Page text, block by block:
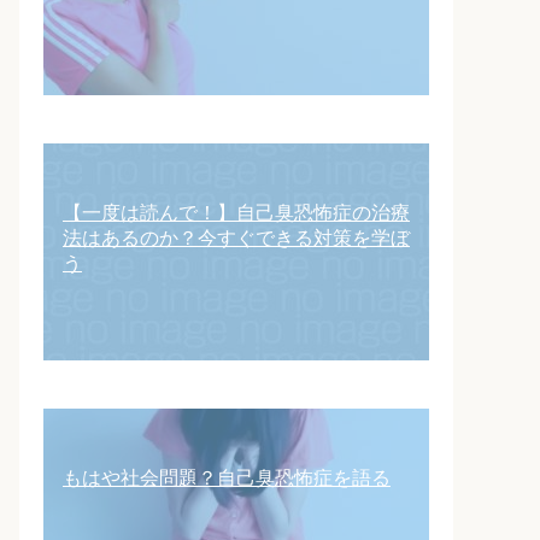
【一度は読んで！】自己臭恐怖症の治療
法はあるのか？今すぐできる対策を学ぼ
う
もはや社会問題？自己臭恐怖症を語る